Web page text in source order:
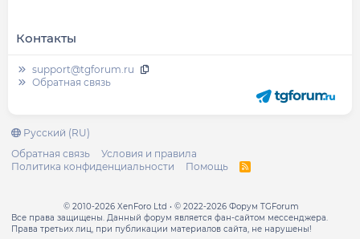
Контакты
support@tgforum.ru
Обратная связь
Русский (RU)
Обратная связь
Условия и правила
Политика конфиденциальности
Помощь
R
© 2010-2026 XenForo Ltd
© 2022-2026 Форум TGForum
Все права защищены. Данный форум является фан-сайтом мессенджера.
Права третьих лиц, при публикации материалов сайта, не нарушены!